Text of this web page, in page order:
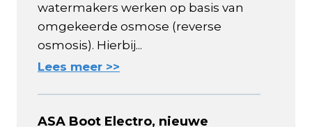
watermakers werken op basis van
omgekeerde osmose (reverse
osmosis). Hierbij...
Lees meer >>
ASA Boot Electro, nieuwe